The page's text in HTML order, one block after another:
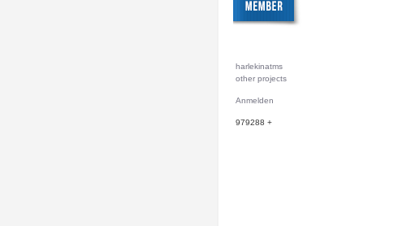
harlekinatms
other projects
Anmelden
979288 +